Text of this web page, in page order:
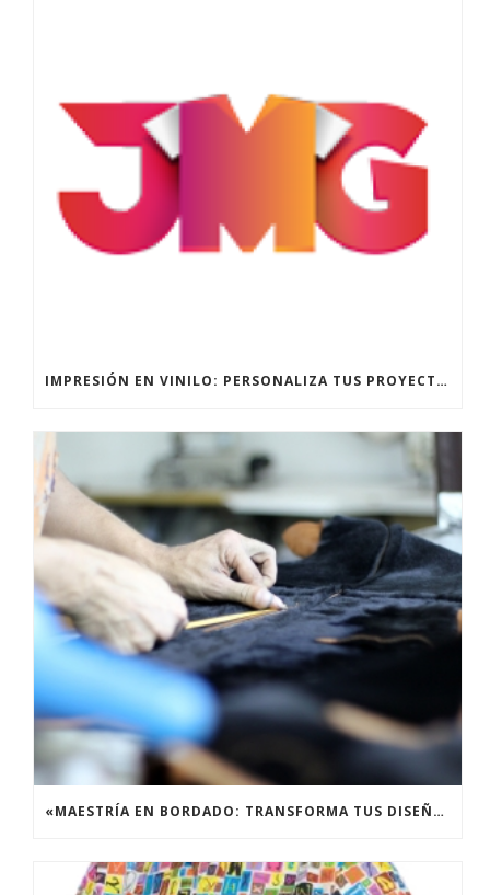
IMPRESIÓN EN VINILO: PERSONALIZA TUS PROYECTOS CON CALIDAD PROFESIONAL
«MAESTRÍA EN BORDADO: TRANSFORMA TUS DISEÑOS EN OBRAS MAESTRAS TEXTILES